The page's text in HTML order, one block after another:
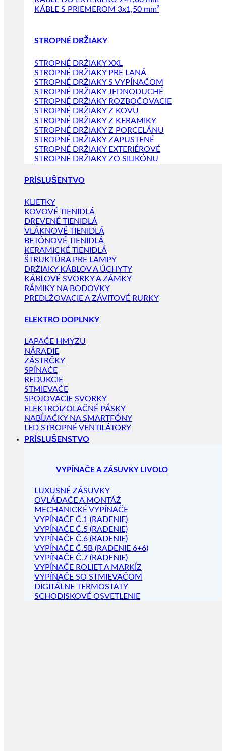
KÁBLE S PRIEMEROM 3x1,50 mm²
STROPNÉ DRŽIAKY
STROPNÉ DRŽIAKY XXL
STROPNÉ DRŽIAKY PRE LANÁ
STROPNÉ DRŽIAKY S VYPÍNAČOM
STROPNÉ DRŽIAKY JEDNODUCHÉ
STROPNÉ DRŽIAKY ROZBOČOVACIE
STROPNÉ DRŽIAKY Z KOVU
STROPNÉ DRŽIAKY Z KERAMIKY
STROPNÉ DRŽIAKY Z PORCELÁNU
STROPNÉ DRŽIAKY ZAPUSTENÉ
STROPNÉ DRŽIAKY EXTERIÉROVÉ
STROPNÉ DRŽIAKY ZO SILIKÓNU
PRÍSLUŠENTVO
KLIETKY
KOVOVÉ TIENIDLÁ
DREVENÉ TIENIDLÁ
VLÁKNOVÉ TIENIDLÁ
BETÓNOVÉ TIENIDLÁ
KERAMICKÉ TIENIDLÁ
ŠTRUKTÚRA PRE LAMPY
DRŽIAKY KÁBLOV A ÚCHYTY
KÁBLOVÉ SVORKY A ZÁMKY
RÁMIKY NA BODOVKY
PREDLŽOVACIE A ZÁVITOVÉ RURKY
ELEKTRO DOPLNKY
LAPAČE HMYZU
NÁRADIE
ZÁSTRČKY
SPÍNAČE
REDUKCIE
STMIEVAČE
SPOJOVACIE SVORKY
ELEKTROIZOLAČNÉ PÁSKY
NABÍJAČKY NA SMARTFÓNY
LED STROPNÉ VENTILÁTORY
PRÍSLUŠENSTVO
VYPÍNAČE A ZÁSUVKY LIVOLO
LUXUSNÉ ZÁSUVKY
OVLÁDAČE A MONTÁŽ
MECHANICKÉ VYPÍNAČE
VYPÍNAČE Č.1 (RADENIE)
VYPÍNAČE Č.5 (RADENIE)
VYPÍNAČE Č.6 (RADENIE)
VYPÍNAČE Č.5B (RADENIE 6+6)
VYPÍNAČE Č.7 (RADENIE)
VYPÍNAČE ROLIET A MARKÍZ
VYPÍNAČE SO STMIEVAČOM
DIGITÁLNE TERMOSTATY
SCHODISKOVÉ OSVETLENIE